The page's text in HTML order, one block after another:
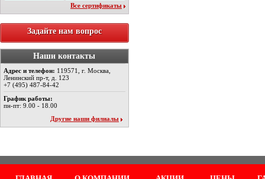
Все сертификаты
Задайте нам вопрос
Наши контакты
Адрес и телефон: 119571, г. Москва,
Ленинский пр-т, д. 123
+7 (495) 487-84-42
График работы:
пн-пт: 9.00 - 18.00
Другие наши филиалы